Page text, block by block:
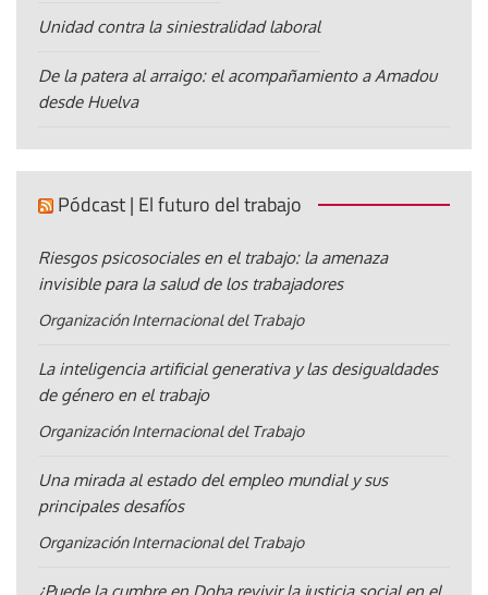
Unidad contra la siniestralidad laboral
De la patera al arraigo: el acompañamiento a Amadou
desde Huelva
Pódcast | El futuro del trabajo
Riesgos psicosociales en el trabajo: la amenaza
invisible para la salud de los trabajadores
Organización Internacional del Trabajo
La inteligencia artificial generativa y las desigualdades
de género en el trabajo
Organización Internacional del Trabajo
Una mirada al estado del empleo mundial y sus
principales desafíos
Organización Internacional del Trabajo